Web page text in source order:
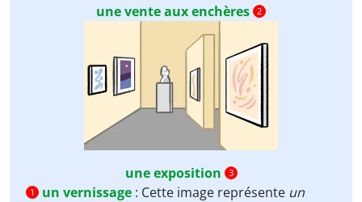
une vente aux enchères 2
une exposition
3
1
un vernissage : Cette image représente un